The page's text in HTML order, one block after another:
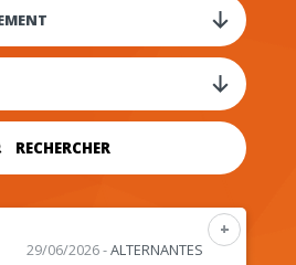
RECHERCHER
+
29/06/2026-ALTERNANTES